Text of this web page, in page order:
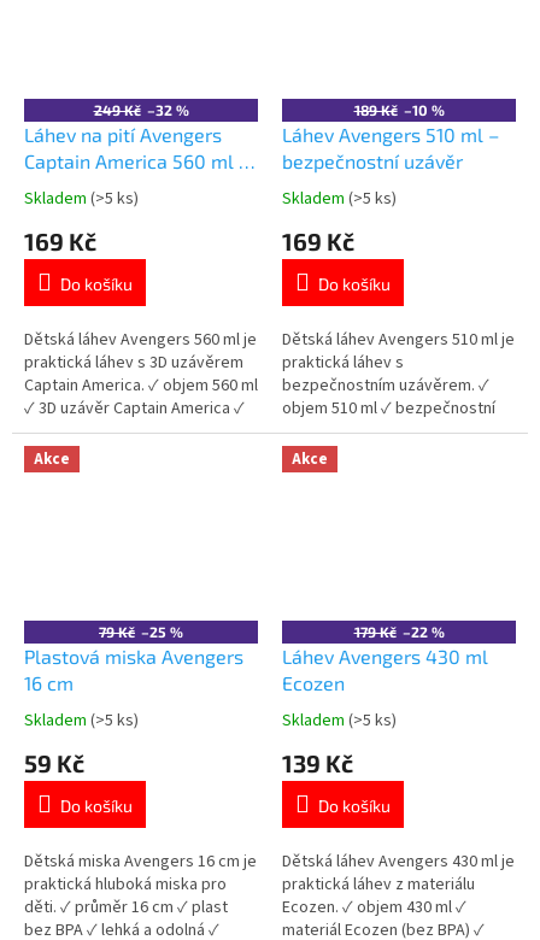
249 Kč –32 %
Láhev na pití Avengers
Captain America 560 ml –
3D uzávěr
Průměrné
produktu
5,0
5
hvězdiček.
Skladem (>5 ks)
169 Kč
Do košíku
Dětská láhev Avengers 560 ml je
praktická láhev s 3D uzávěrem
Captain America. ✓ objem 560 ml
✓ 3D uzávěr Captain America ✓
bez BPA ✓ licencovaný motiv
Avengers 👉 Více produktů
Avengers
189 Kč –10 %
Láhev Avengers 510 ml –
bezpečnostní uzávěr
Průměrné
produktu
5,0
5
hvězdiček.
Skladem (>5 ks)
169 Kč
Do košíku
Dětská láhev Avengers 510 ml je
praktická láhev s
bezpečnostním uzávěrem. ✓
objem 510 ml ✓ bezpečnostní
uzávěr ✓ plast bez BPA ✓
licencovaný motiv Avengers 👉
Více produktů Avengers
Akce
79 Kč –25 %
Plastová miska Avengers
16 cm
Průměrné
produktu
5,0
5
hvězdiček.
Skladem (>5 ks)
59 Kč
Do košíku
Dětská miska Avengers 16 cm je
praktická hluboká miska pro
děti. ✓ průměr 16 cm ✓ plast
bez BPA ✓ lehká a odolná ✓
Akce
179 Kč –22 %
Láhev Avengers 430 ml
Ecozen
Průměrné
produktu
5,0
5
hvězdiček.
Skladem (>5 ks)
139 Kč
Do košíku
Dětská láhev Avengers 430 ml je
praktická láhev z materiálu
Ecozen. ✓ objem 430 ml ✓
materiál Ecozen (bez BPA) ✓